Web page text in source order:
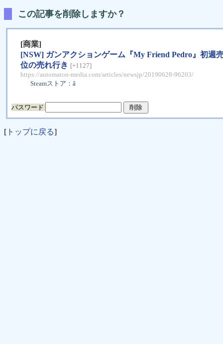
この記事を削除しますか？
[商業]
[NSW] ガンアクションゲーム『My Friend Pedro』初週
位の売れ行き [+1127]
https://automaton-media.com/articles/newsjp/20190628-96203/
Steamストア： â
パスワード
[ トップに戻る]